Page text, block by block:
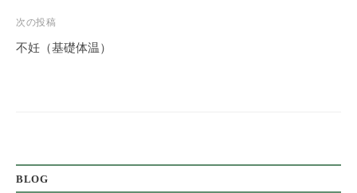
ビ
ゲ
次の投稿
不妊（基礎体温）
BLOG